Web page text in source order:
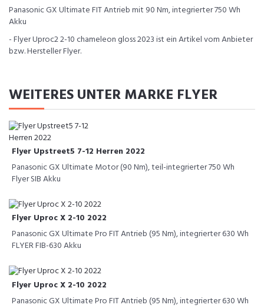
Panasonic GX Ultimate FIT Antrieb mit 90 Nm, integrierter 750 Wh
Akku
- Flyer Uproc2 2-10 chameleon gloss 2023 ist ein Artikel vom Anbieter
bzw. Hersteller Flyer.
WEITERES UNTER MARKE FLYER
Flyer Upstreet5 7-12 Herren 2022
Panasonic GX Ultimate Motor (90 Nm), teil-integrierter 750 Wh
Flyer SIB Akku
Flyer Uproc X 2-10 2022
Panasonic GX Ultimate Pro FIT Antrieb (95 Nm), integrierter 630 Wh
FLYER FIB-630 Akku
Flyer Uproc X 2-10 2022
Panasonic GX Ultimate Pro FIT Antrieb (95 Nm), integrierter 630 Wh